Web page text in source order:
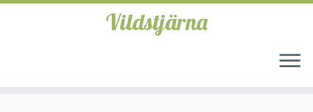
Vildstjärna